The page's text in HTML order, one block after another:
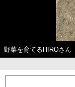
野菜を育てるHIROさん